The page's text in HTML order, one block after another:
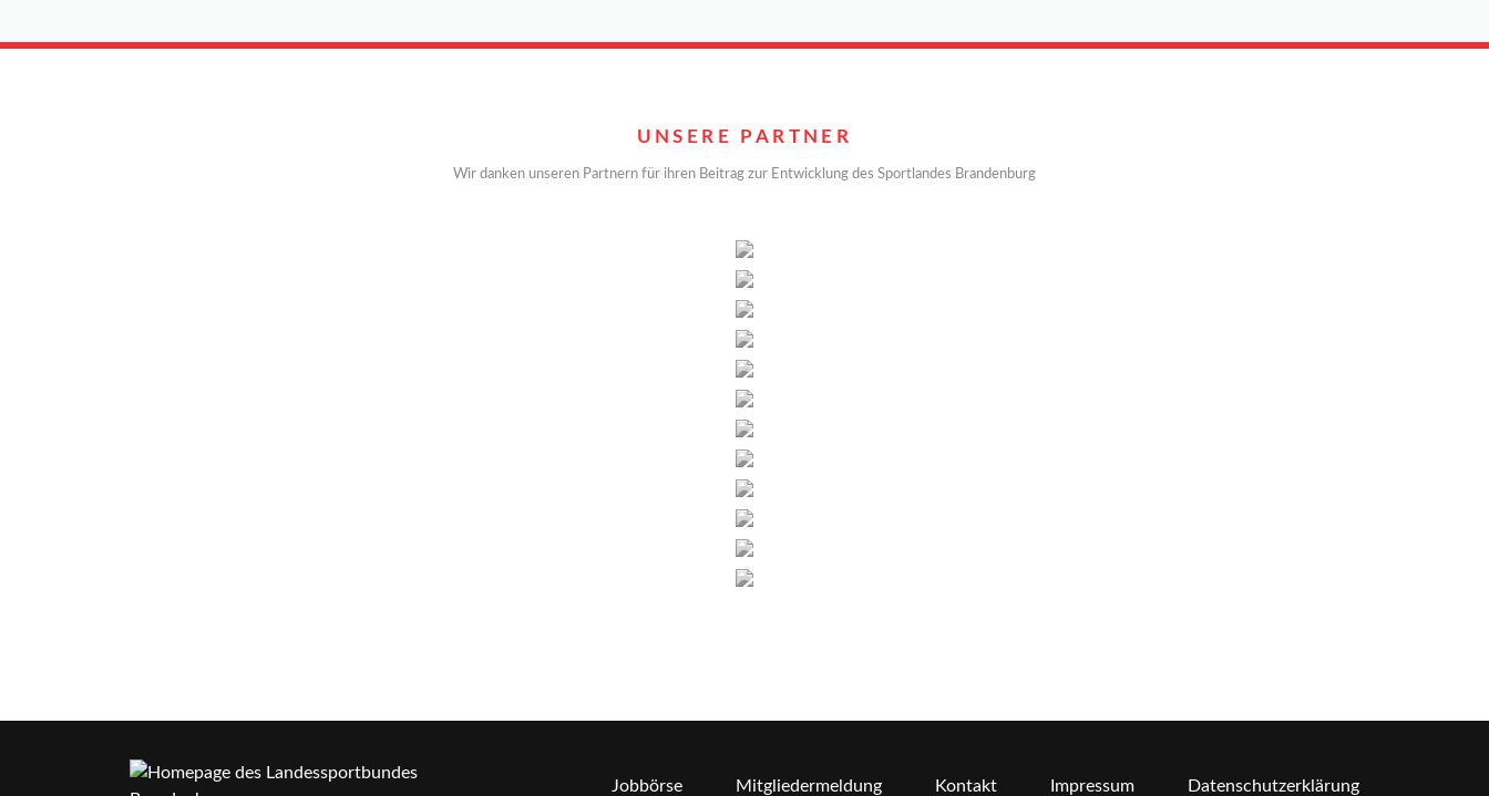
UNSERE PARTNER
Wir danken unseren Partnern für ihren Beitrag zur Entwicklung des Sportlandes Brandenburg
Jobbörse Mitgliedermeldung Kontakt Impressum Datenschutzerklärung